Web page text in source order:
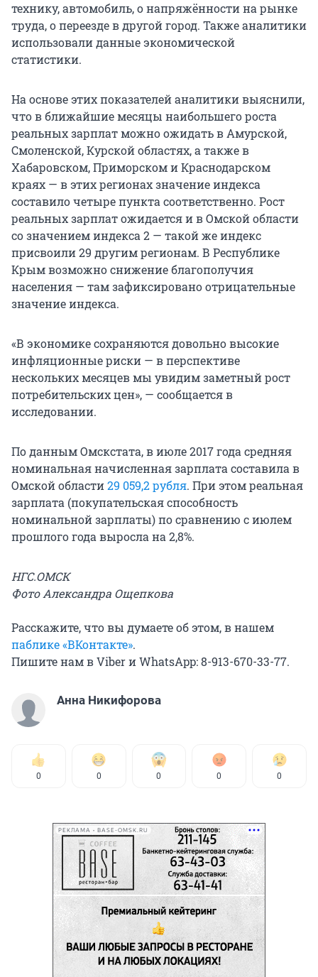
технику, автомобиль, о напряжённости на рынке
труда, о переезде в другой город. Также аналитики
использовали данные экономической
статистики.
На основе этих показателей аналитики выяснили,
что в ближайшие месяцы наибольшего роста
реальных зарплат можно ожидать в Амурской,
Смоленской, Курской областях, а также в
Хабаровском, Приморском и Краснодарском
краях — в этих регионах значение индекса
составило четыре пункта соответственно. Рост
реальных зарплат ожидается и в Омской области
со значением индекса 2 — такой же индекс
присвоили 29 другим регионам. В Республике
Крым возможно снижение благополучия
населения — там зафиксировано отрицательные
значение индекса.
«В экономике сохраняются довольно высокие
инфляционные риски — в перспективе
нескольких месяцев мы увидим заметный рост
потребительских цен», — сообщается в
исследовании.
По данным Омскстата, в июле 2017 года средняя
номинальная начисленная зарплата составила в
Омской области29 059,2 рубля. При этом реальная
зарплата (покупательская способность
номинальной зарплаты) по сравнению с июлем
прошлого года выросла на 2,8%.
НГС.ОМСК
Фото Александра Ощепкова
Расскажите, что вы думаете об этом, в нашем
паблике «ВКонтакте».
Пишите нам в Viber и WhatsApp: 8-913-670-33-77.
Анна Никифорова
0 0 0 0 0
РЕКЛАМА • BASE-OMSK.RU